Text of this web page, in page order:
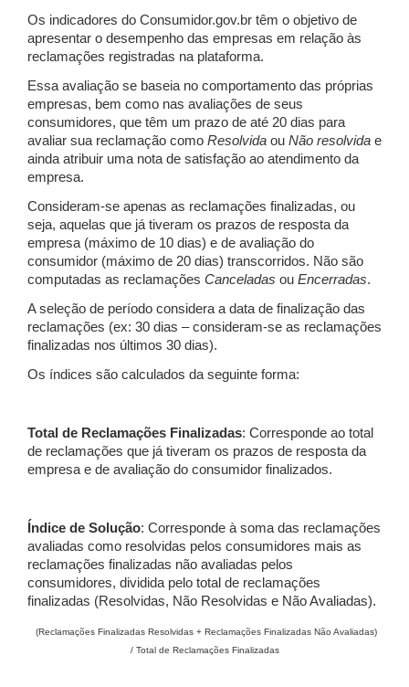
Os indicadores do Consumidor.gov.br têm o objetivo de
apresentar o desempenho das empresas em relação às
reclamações registradas na plataforma.
Essa avaliação se baseia no comportamento das próprias
empresas, bem como nas avaliações de seus
consumidores, que têm um prazo de até 20 dias para
avaliar sua reclamação como Resolvida ou Não resolvida e
ainda atribuir uma nota de satisfação ao atendimento da
empresa.
Consideram-se apenas as reclamações finalizadas, ou
seja, aquelas que já tiveram os prazos de resposta da
empresa (máximo de 10 dias) e de avaliação do
consumidor (máximo de 20 dias) transcorridos. Não são
computadas as reclamações Canceladas ou Encerradas.
A seleção de período considera a data de finalização das
reclamações (ex: 30 dias – consideram-se as reclamações
finalizadas nos últimos 30 dias).
Os índices são calculados da seguinte forma:
Total de Reclamações Finalizadas: Corresponde ao total
de reclamações que já tiveram os prazos de resposta da
empresa e de avaliação do consumidor finalizados.
Índice de Solução: Corresponde à soma das reclamações
avaliadas como resolvidas pelos consumidores mais as
reclamações finalizadas não avaliadas pelos
consumidores, dividida pelo total de reclamações
finalizadas (Resolvidas, Não Resolvidas e Não Avaliadas).
(Reclamações Finalizadas Resolvidas + Reclamações Finalizadas Não Avaliadas)
/ Total de Reclamações Finalizadas